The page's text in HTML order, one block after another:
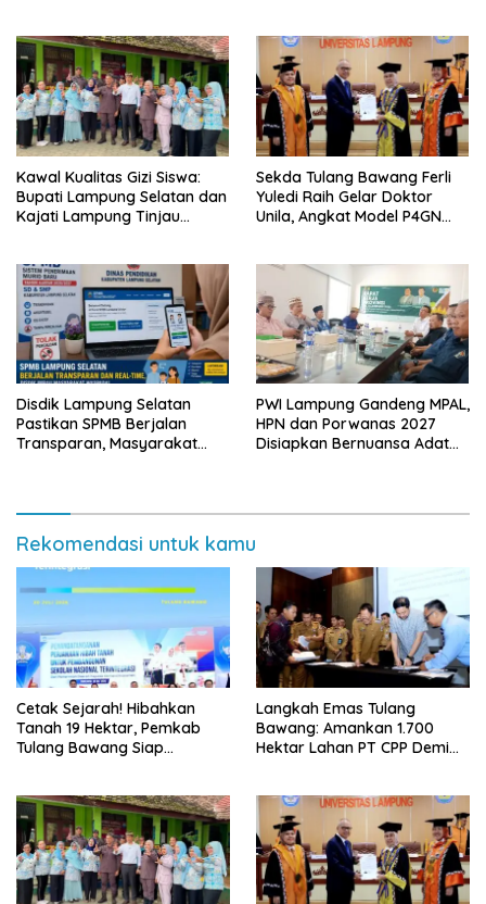
Lampung
Kawal Kualitas Gizi Siswa:
Bupati Lampung Selatan dan
Kajati Lampung Tinjau
Sekda Tulang Bawang Ferli
Yuledi Raih Gelar Doktor
Unila, Angkat Model P4GN
Disdik Lampung Selatan
Pastikan SPMB Berjalan
Transparan, Masyarakat
PWI Lampung Gandeng MPAL,
HPN dan Porwanas 2027
Disiapkan Bernuansa Adat
Rekomendasi untuk kamu
Cetak Sejarah! Hibahkan
Tanah 19 Hektar, Pemkab
Tulang Bawang Siap
Lampung
Langkah Emas Tulang
Bawang: Amankan 1.700
Hektar Lahan PT CPP Demi